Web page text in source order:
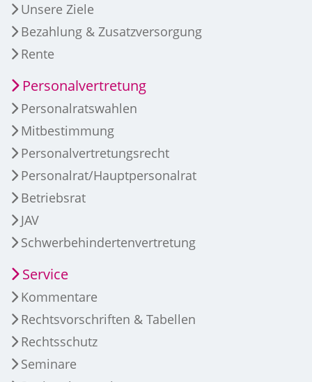
Unsere Ziele
Bezahlung & Zusatzversorgung
Rente
Personalvertretung
Personalratswahlen
Mitbestimmung
Personalvertretungsrecht
Personalrat/Hauptpersonalrat
Betriebsrat
JAV
Schwerbehindertenvertretung
Service
Kommentare
Rechtsvorschriften & Tabellen
Rechtsschutz
Seminare